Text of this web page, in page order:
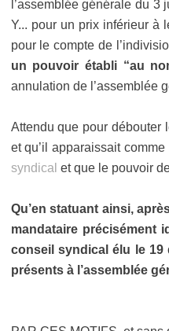
l’assemblée générale du
Y... pour un prix inférieur à
pour le compte de
un pouvoir établi “au
annulation de l’assemblée
Attendu que pour débouter
et qu’il apparaissait
syndical et que le pouvoir
Qu’en statuant ainsi,
mandataire précisément
conseil syndical élu le 19
présents à l’assemblée